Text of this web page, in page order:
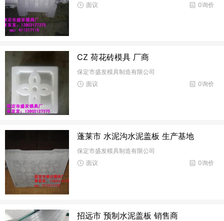
0询价
面议
CZ 荷花砖模具 厂商
保定市盛发模具制造有限公司
0询价
面议
蓬莱市 水泥沟水泥盖板 生产基地
保定市盛发模具制造有限公司
0询价
面议
招远市 预制水泥盖板 销售商